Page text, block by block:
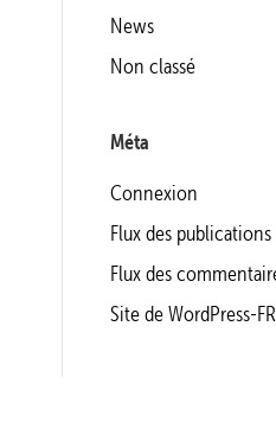
News
Non classé
Méta
Connexion
Flux des publications
Flux des
Site de WordPress-FR